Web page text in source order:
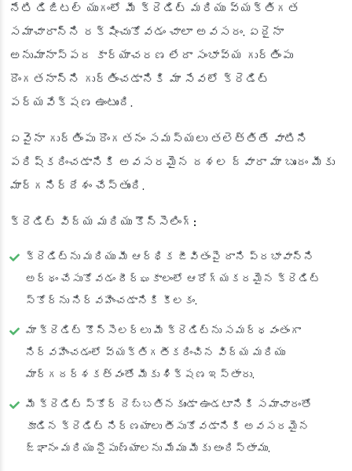
నేటి డిజిటల్ యుగంలో మీ క్రెడిట్ మరియు వ్యక్తిగత
సమాచారాన్ని రక్షించుకోవడం చాలా అవసరం. ఏదైనా
అనుమానాస్పద కార్యాచరణ లేదా సంభావ్య గుర్తింపు
దొంగతనాన్ని గుర్తించడానికి మా సేవలో క్రెడిట్
పర్యవేక్షణ ఉంటుంది.
ఏవైనా గుర్తింపు దొంగతనం సమస్యలు తలెత్తితే వాటిని
పరిష్కరించడానికి అవసరమైన దశల ద్వారా మా బృందం మీకు
మార్గనిర్దేశం చేస్తుంది.
క్రెడిట్ విద్య మరియు కౌన్సెలింగ్:
క్రెడిట్‌ను మరియు మీ ఆర్థిక జీవితంపై దాని ప్రభావాన్ని
అర్థం చేసుకోవడం దీర్ఘకాలంలో ఆరోగ్యకరమైన క్రెడిట్
స్కోర్‌ను నిర్వహించడానికి కీలకం.
మా క్రెడిట్ కౌన్సెలర్లు మీ క్రెడిట్‌ను సమర్థవంతంగా
నిర్వహించడంలో వ్యక్తిగతీకరించిన విద్య మరియు
మార్గదర్శకత్వంతో మీకు శిక్షణ ఇస్తారు.
మీ క్రెడిట్ స్కోర్ దెబ్బతినకుండా ఉండటానికి సమాచారంతో
కూడిన క్రెడిట్ నిర్ణయాలు తీసుకోవడానికి అవసరమైన
జ్ఞానం మరియు నైపుణ్యాలను మేము మీకు అందిస్తాము.